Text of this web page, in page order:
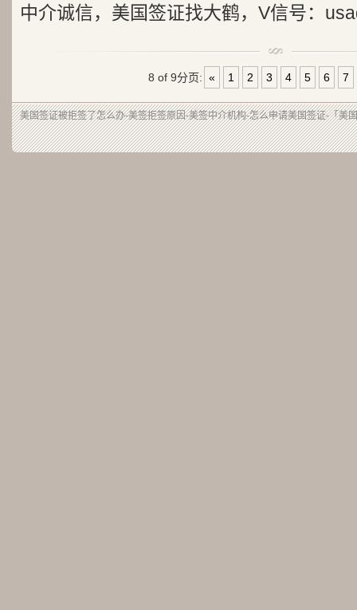
中介诚信，美国签证找大鹤，V信号：
8 of 9分页: « 1 2 3 4 5 6 7
美国签证被拒签了怎么办-美签拒签原因-美签中介机构-怎么申请美国签证-「美